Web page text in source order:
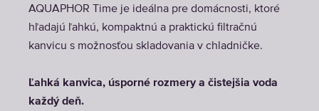
AQUAPHOR Time je ideálna pre domácnosti, ktoré
hľadajú ľahkú, kompaktnú a praktickú filtračnú
kanvicu s možnosťou skladovania v chladničke.
Ľahká kanvica, úsporné rozmery a čistejšia voda
každý deň.